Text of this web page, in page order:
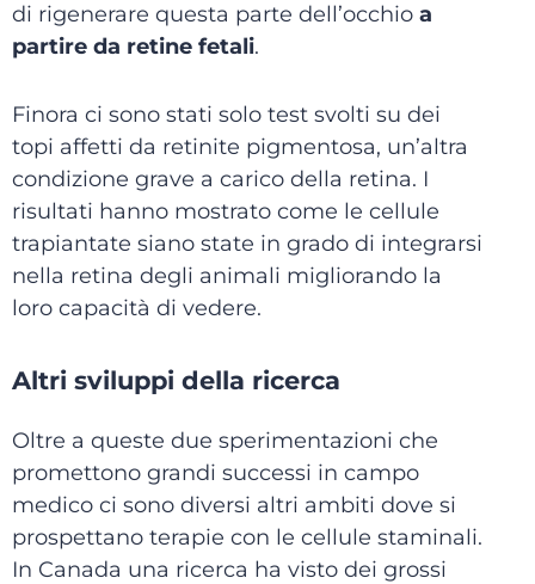
di rigenerare questa parte dell’occhio a
partire da retine fetali.
Finora ci sono stati solo test svolti su dei
topi affetti da retinite pigmentosa, un’altra
condizione grave a carico della retina. I
risultati hanno mostrato come le cellule
trapiantate siano state in grado di integrarsi
nella retina degli animali migliorando la
loro capacità di vedere.
Altri sviluppi della ricerca
Oltre a queste due sperimentazioni che
promettono grandi successi in campo
medico ci sono diversi altri ambiti dove si
prospettano terapie con le cellule staminali.
In Canada una ricerca ha visto dei grossi